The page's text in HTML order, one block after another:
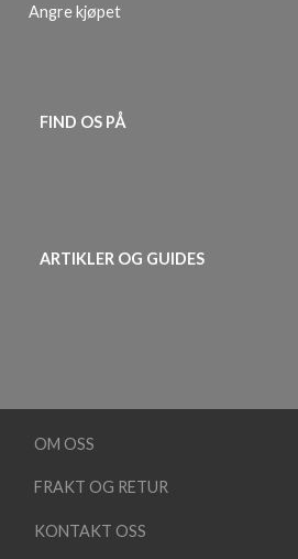
Angre kjøpet
FIND OS PÅ
ARTIKLER OG GUIDES
OM OSS
FRAKT OG RETUR
KONTAKT OSS